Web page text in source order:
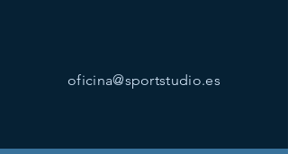
oficina@sportstudio.es